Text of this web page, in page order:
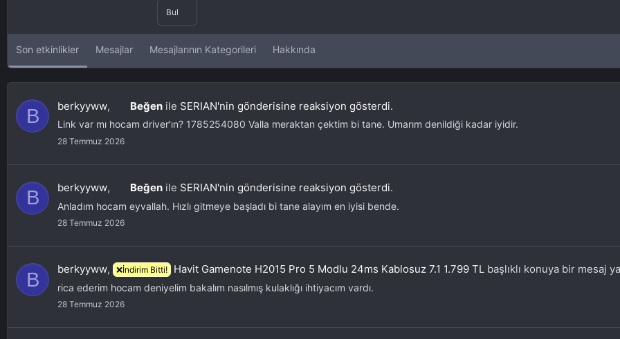
Bul
Son etkinlikler Mesajlar Mesajlarının Kategorileri Hakkında
B berkyyww, Beğen ile SERIAN'nin gönderisine reaksiyon gösterdi.
Link var mı hocam driver'ın? 1785254080 Valla meraktan çektim bi tane. Umarım denildiği kadar iyidir.
28 Temmuz 2026
B berkyyww, Beğen ile SERIAN'nin gönderisine reaksiyon gösterdi.
Anladım hocam eyvallah. Hızlı gitmeye başladı bi tane alayım en iyisi bende.
28 Temmuz 2026
B berkyyww, ❌İndirim Bitti! Havit Gamenote H2015 Pro 5 Modlu 24ms Kablosuz 7.1 1.799 TL başlıklı konuya bir mesaj
rica ederim hocam deniyelim bakalım nasılmış kulaklığı ihtiyacım vardı.
28 Temmuz 2026